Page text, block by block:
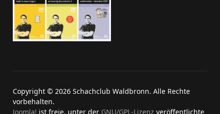
Copyright © 2026 Schachclub Waldbronn. Alle Rechte
vorbehalten.
Joomla! ist freie, unter der GNU/GPL-Lizenz veröffentlichte